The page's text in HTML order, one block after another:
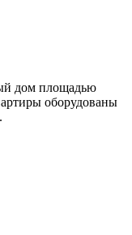
дом площадью
оборудованы